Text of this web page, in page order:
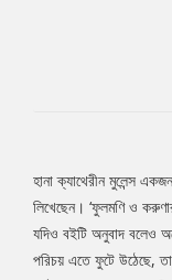
প্রথম
Tab
Article
হানা ক্যাথেরীন মুলেন্স
লিখেছেন। ‘ফুলমণি ও
যদিও বইটি অনুবাদ বলেও
পরিচয় এতে ফুটে উঠেছে,